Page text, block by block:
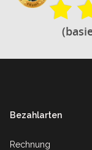
Bezahlarten
Rechnung